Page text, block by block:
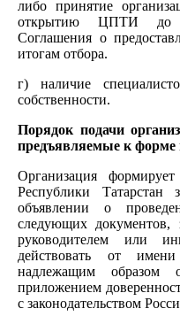
либо принятие
открытию ЦПТИ до
Соглашения о
итогам отбора.
г) наличие
собственности.
Порядок подачи
предъявляемые к форме
Организация
Республики
объявлении о
следующих документов,
руководителем или
действовать от
надлежащим образом
приложением
с законодательством